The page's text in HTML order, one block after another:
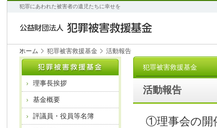
犯罪にあわれた被害者の遺児たちに幸せを
ホーム 犯罪被害救援基金 活動報告
犯罪被害救援基金
活動報告
①理事会の開
理事長挨拶
基金概要
評議員・役員等名簿